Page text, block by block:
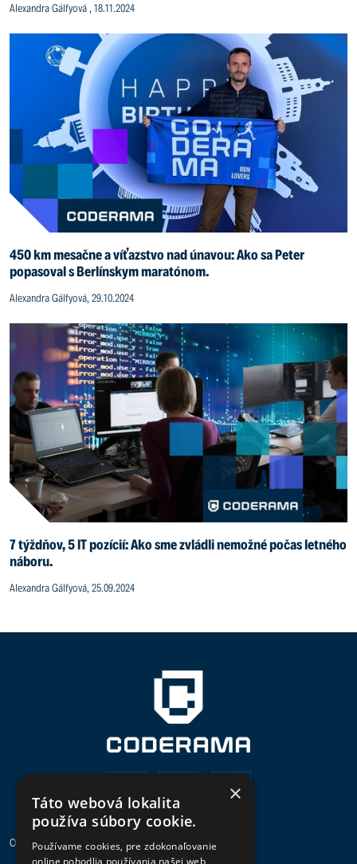
Alexandra Gálfyová , 18.11.2024
450 km mesačne a víťazstvo nad únavou: Ako sa Peter
popasoval s Berlínskym maratónom.
Alexandra Gálfyová, 29.10.2024
7 týždňov, 5 IT pozícií: Ako sme zvládli nemožné počas letného
náboru.
Alexandra Gálfyová, 25.09.2024
CODERAMA
×
Táto webová lokalita
používa súbory cookie.
Používame cookies, pre zdokonaľovanie
online pohodlia používania našej web